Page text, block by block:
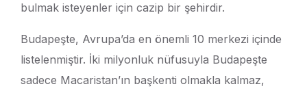
bulmak isteyenler için cazip bir şehirdir.
Budapeşte, Avrupa’da en önemli 10 merkezi içinde
listelenmiştir. İki milyonluk nüfusuyla Budapeşte
sadece Macaristan’ın başkenti olmakla kalmaz,